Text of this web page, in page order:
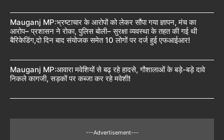
Mauganj MP:भ्रष्टाचार के आरोपों को लेकर सौंपा गया ज्ञापन, मंच का
आरोप– प्रशासन ने रोका, पुलिस बोली– सुरक्षा व्यवस्था के तहत की गई थी
बैरिकेडिंग,दो दिन बाद संयोजक समेत 10 लोगों पर दर्ज हुई एफआईआर!
Mauganj MP:आवारा मवेशियों से बढ़ रहे हादसे, गौशालाओं के बड़े-बड़े दावे
निकले कागजी, सड़कों पर कब्जा कर रहे मवेशी!
---Advertisement---